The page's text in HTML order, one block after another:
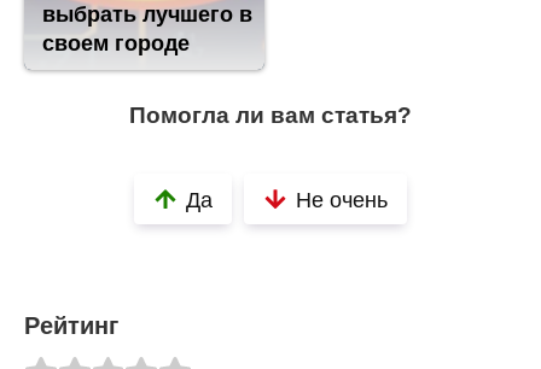
выбрать лучшего в
своем городе
Помогла ли вам статья?
Да Не очень
Рейтинг